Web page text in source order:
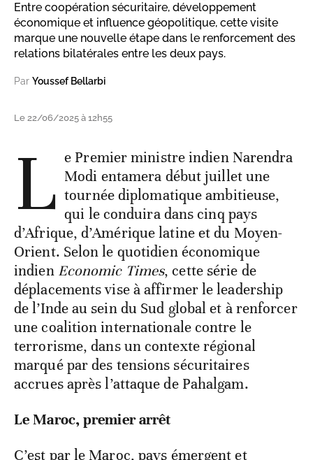
Entre coopération sécuritaire, développement
économique et influence géopolitique, cette visite
marque une nouvelle étape dans le renforcement des
relations bilatérales entre les deux pays.
Par Youssef Bellarbi
Le 22/06/2025 à 12h55
L e Premier ministre indien Narendra
Modi entamera début juillet une
tournée diplomatique ambitieuse,
qui le conduira dans cinq pays
d’Afrique, d’Amérique latine et du Moyen-
Orient. Selon le quotidien économique
indien Economic Times, cette série de
déplacements vise à affirmer le leadership
de l’Inde au sein du Sud global et à renforcer
une coalition internationale contre le
terrorisme, dans un contexte régional
marqué par des tensions sécuritaires
accrues après l’attaque de Pahalgam.
Le Maroc, premier arrêt
C’est par le Maroc, pays émergent et